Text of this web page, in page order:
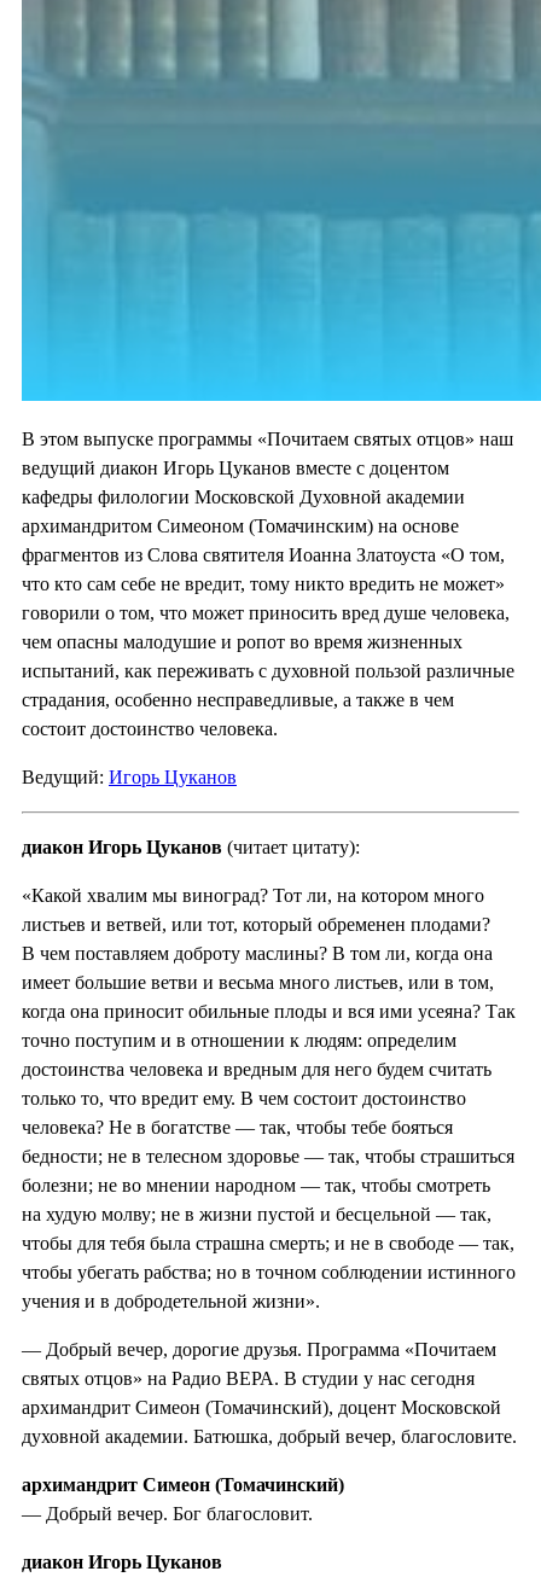
В этом выпуске программы «Почитаем святых отцов» наш
ведущий диакон Игорь Цуканов вместе с доцентом
кафедры филологии Московской Духовной академии
архимандритом Симеоном (Томачинским) на основе
фрагментов из Слова святителя Иоанна Златоуста «О том,
что кто сам себе не вредит, тому никто вредить не может»
говорили о том, что может приносить вред душе человека,
чем опасны малодушие и ропот во время жизненных
испытаний, как переживать с духовной пользой различные
страдания, особенно несправедливые, а также в чем
состоит достоинство человека.
Ведущий: Игорь Цуканов
диакон Игорь Цуканов (читает цитату):
«Какой хвалим мы виноград? Тот ли, на котором много
листьев и ветвей, или тот, который обременен плодами?
В чем поставляем доброту маслины? В том ли, когда она
имеет большие ветви и весьма много листьев, или в том,
когда она приносит обильные плоды и вся ими усеяна? Так
точно поступим и в отношении к людям: определим
достоинства человека и вредным для него будем считать
только то, что вредит ему. В чем состоит достоинство
человека? Не в богатстве — так, чтобы тебе бояться
бедности; не в телесном здоровье — так, чтобы страшиться
болезни; не во мнении народном — так, чтобы смотреть
на худую молву; не в жизни пустой и бесцельной — так,
чтобы для тебя была страшна смерть; и не в свободе — так,
чтобы убегать рабства; но в точном соблюдении истинного
учения и в добродетельной жизни».
— Добрый вечер, дорогие друзья. Программа «Почитаем
святых отцов» на Радио ВЕРА. В студии у нас сегодня
архимандрит Симеон (Томачинский), доцент Московской
духовной академии. Батюшка, добрый вечер, благословите.
архимандрит Симеон (Томачинский)
— Добрый вечер. Бог благословит.
диакон Игорь Цуканов